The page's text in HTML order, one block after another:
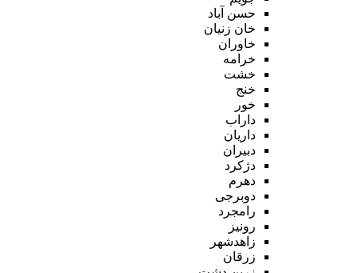
حسن آباد
خان زنیان
خاوران
خرامه
خشت
خنج
خور
داراب
داریان
دبیران
دژکرد
دهرم
دوبرجی
رامجرد
رونیز
زاهدشهر
زرقان